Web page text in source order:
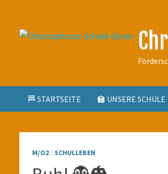
springen
🏁 STARTSEITE 🏫 UNSERE SCHULE
M/O2 /SCHULLEBEN